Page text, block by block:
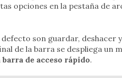
opciones en la pestaña de
son guardar, deshacer
de la barra se despliega un
de acceso rápido.